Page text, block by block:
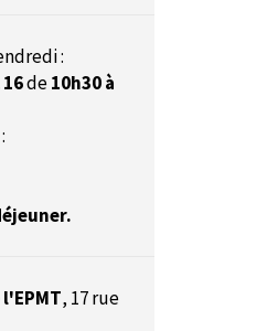
:
16de10h30 à
, 17 rue